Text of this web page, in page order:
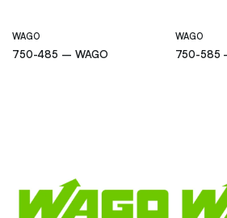
WAGO
750-485 – WAGO
WAGO
750-585